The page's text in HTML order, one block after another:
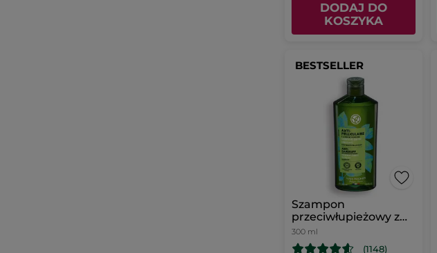
DODAJ DO
KOSZYKA
BESTSELLER
Szampon
przeciwłupieżowy z
miętą pieprzową bio
300 ml
(1148)